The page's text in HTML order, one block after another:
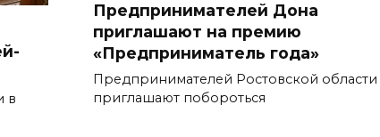
в
Предпринимателей Дона
приглашают на премию
«Предприниматель года»
Предпринимателей Ростовской области
приглашают побороться